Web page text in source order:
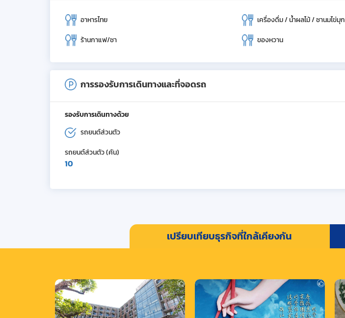
อาหารไทย
เครื่องดื่ม / น้ำผลไม้ / ชานมไข่มุก
ร้านกาแฟ/ชา
ของหวาน
การรองรับการเดินทางและที่จอดรถ
รองรับการเดินทางด้วย
รถยนต์ส่วนตัว
รถยนต์ส่วนตัว (คัน)
10
เปรียบเทียบธุรกิจที่ใกล้เคียงกัน